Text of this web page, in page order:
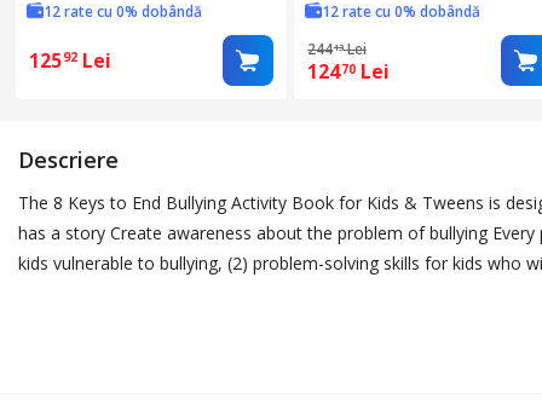
12 rate cu 0% dobândă
12592 Lei
12 rate cu 0% dobândă
24413 Lei
12470 Lei
Descriere
The 8 Keys to End Bullying Activity Book for Kids & Tweens is
has a story Create awareness about the problem of bullying
kids vulnerable to bullying, (2) problem-solving skills for kids who